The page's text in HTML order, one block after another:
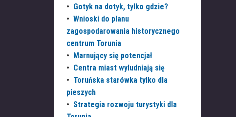
• Gotyk na dotyk, tylko gdzie?
• Wnioski do planu
zagospodarowania historycznego
centrum Torunia
•
Marnujący się potencjał
• Centra miast wyludniają się
• Toruńska starówka tylko dla
pieszych
• Strategia rozwoju turystyki dla